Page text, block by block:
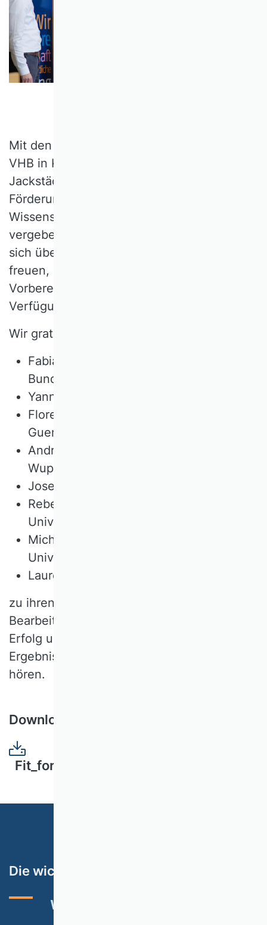
Mit den Fit for Funding-Fellowships hat der
VHB in Kooperation mit der Dr. Werner
Jackstädt-Stiftung erstmalig kompetitive
Förderungen an Wissenschaftlerinnen und
Wissenschaftler in frühen Karrierephasen
vergeben. Acht ausgewählte Fellows dürfen
sich über insgesamt rund 350.000 Euro
freuen, die ihnen für die Erarbeitung und
Vorbereitung größerer Drittmittelanträge zur
Verfügung gestellt werden.
Wir gratulieren:
Fabian Ahrens (Universität der
Bundeswehr München),
Yannik Gehrke (Universität Hamburg),
Florentin Hildebrandt (Otto-von-
Guericke-Universität Magdeburg),
Andrew J. Isaak (Bergische Universität
Wuppertal),
Josephine Moritz (Universität Münster),
Rebecca Sabel (Justus-Liebig-
Universität Gießen),
Michelle Weck (Johannes Gutenberg-
Universität Mainz) und
Laurenz Weiße (Universität Augsburg)
zu ihren Fellowships, wünschen bei der
Bearbeitung ihrer spannenden Themen viel
Erfolg und freuen uns, in Zukunft von den
Ergebnissen ihrer jeweiligen Vorhaben zu
hören.
Download als pdf
Die wichtigsten Themen
VHB-RATING 2024